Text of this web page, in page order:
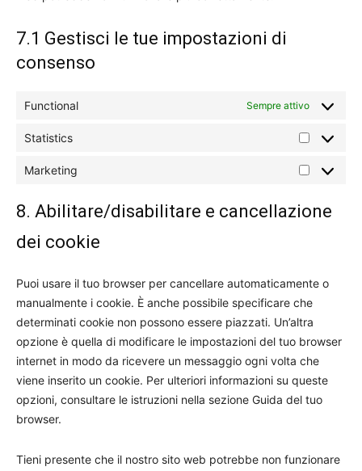
7.1 Gestisci le tue impostazioni di
consenso
Functional Sempre attivo
Statistics
Statistics
Marketing
Marketing
8. Abilitare/disabilitare e cancellazione
dei cookie
Puoi usare il tuo browser per cancellare automaticamente o
manualmente i cookie. È anche possibile specificare che
determinati cookie non possono essere piazzati. Un’altra
opzione è quella di modificare le impostazioni del tuo browser
internet in modo da ricevere un messaggio ogni volta che
viene inserito un cookie. Per ulteriori informazioni su queste
opzioni, consultare le istruzioni nella sezione Guida del tuo
browser.
Tieni presente che il nostro sito web potrebbe non funzionare